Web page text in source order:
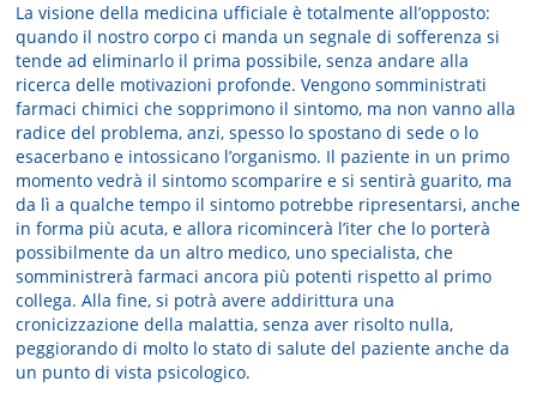
La visione della medicina ufficiale è totalmente all’opposto:
quando il nostro corpo ci manda un segnale di sofferenza si
tende ad eliminarlo il prima possibile, senza andare alla
ricerca delle motivazioni profonde. Vengono somministrati
farmaci chimici che sopprimono il sintomo, ma non vanno alla
radice del problema, anzi, spesso lo spostano di sede o lo
esacerbano e intossicano l’organismo. Il paziente in un primo
momento vedrà il sintomo scomparire e si sentirà guarito, ma
da lì a qualche tempo il sintomo potrebbe ripresentarsi, anche
in forma più acuta, e allora ricomincerà l’iter che lo porterà
possibilmente da un altro medico, uno specialista, che
somministrerà farmaci ancora più potenti rispetto al primo
collega. Alla fine, si potrà avere addirittura una
cronicizzazione della malattia, senza aver risolto nulla,
peggiorando di molto lo stato di salute del paziente anche da
un punto di vista psicologico.